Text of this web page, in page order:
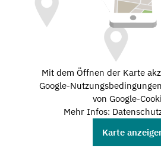
Mit dem Öffnen der Karte
Google-
von Google-
Mehr Infos:
Karte